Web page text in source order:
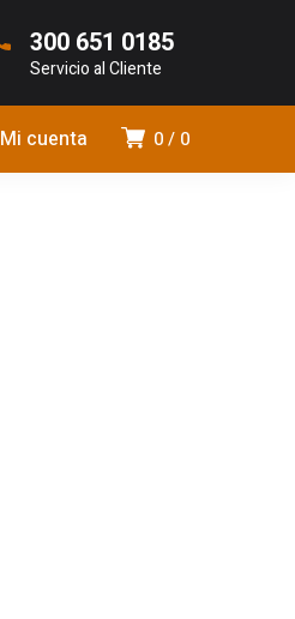
300 651 0185
Servicio al Cliente
0 0
Mi cuenta